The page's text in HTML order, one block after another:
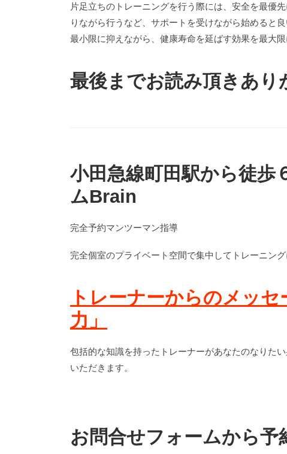
片足立ちのトレーニングを行う際には、安全を最優
りながら行うなど、サポートを受けながら始めると
最小限に抑えながら、健康寿命を延ばす効果を最大限
最後までお読み頂きあり
小田急線町田駅から徒歩
ムBrain
完全予約マンツーマン指導
完全個室のプライベート空間で集中してトレーニング
トレーナーからのメッ
力」
包括的な知識を持ったトレーナーがあなたのなりた
いただきます。
お問合せフォームから予